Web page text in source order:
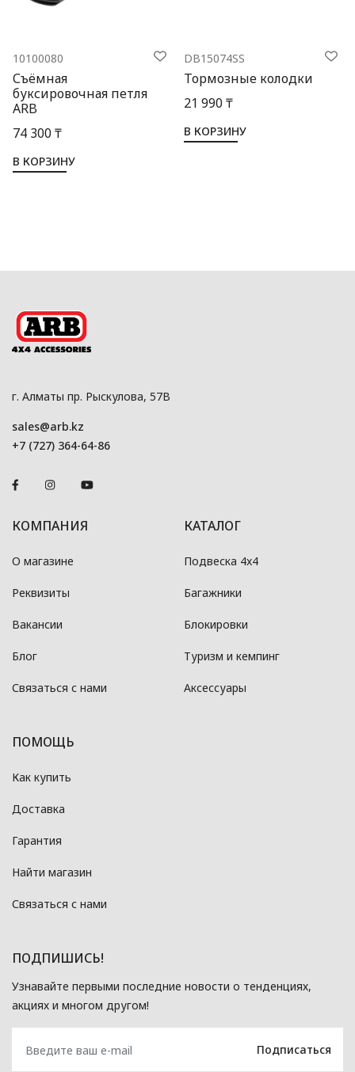
10100080
Съёмная
буксировочная петля
ARB
74 300 ₸
В КОРЗИНУ
DB15074SS
Тормозные колодки
21 990 ₸
В КОРЗИНУ
г. Алматы пр. Рыскулова, 57В
sales@arb.kz
+7 (727) 364-64-86
КОМПАНИЯ
О магазине
Реквизиты
Вакансии
Блог
Связаться с нами
КАТАЛОГ
Подвеска 4x4
Багажники
Блокировки
Туризм и кемпинг
Аксессуары
ПОМОЩЬ
Как купить
Доставка
Гарантия
Найти магазин
Связаться с нами
ПОДПИШИСЬ!
Узнавайте первыми последние новости о тенденциях,
акциях и многом другом!